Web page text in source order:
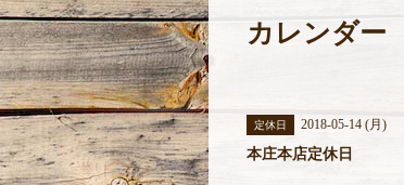
カレンダー
定休日 2018-05-14 (月)
本庄本店定休日